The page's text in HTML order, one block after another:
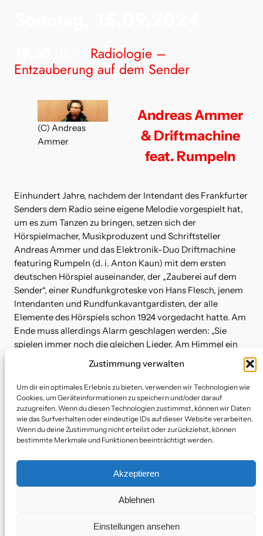
Zustimmung verwalten
Um dir ein optimales Erlebnis zu bieten, verwenden wir Technologien wie
Cookies, um Geräteinformationen zu speichern und/oder darauf
zuzugreifen. Wenn du diesen Technologien zustimmst, können wir Daten
wie das Surfverhalten oder eindeutige IDs auf dieser Website verarbeiten.
Wenn du deine Zustimmung nicht erteilst oder zurückziehst, können
bestimmte Merkmale und Funktionen beeinträchtigt werden.
Akzeptieren
Ablehnen
Einstellungen ansehen
Radiologie –
Entzauberung auf dem Sender
(C) Andreas
Ammer
Andreas Ammer
& Driftmachine
feat. Rumpeln
Einhundert Jahre, nachdem der Intendant des Frankfurter
Senders dem Radio seine eigene Melodie vorgespielt hat,
um es zum Tanzen zu bringen, setzen sich der
Hörspielmacher, Musikproduzent und Schriftsteller
Andreas Ammer und das Elektronik-Duo Driftmachine
featuring Rumpeln (d. i. Anton Kaun) mit dem ersten
deutschen Hörspiel auseinander, der „Zauberei auf dem
Sender“, einer Rundfunkgroteske von Hans Flesch, jenem
Intendanten und Rundfunkavantgardisten, der alle
Elemente des Hörspiels schon 1924 vorgedacht hatte. Am
Ende muss allerdings Alarm geschlagen werden: „Sie
spielen immer noch die gleichen Lieder. Am Himmel ein
Mit: Text & Sirenen: Andreas Ammer, Elektronik: Andreas
Gerth & Florian Zimmer (Driftmachine), Video &
Geräusch: Anton Kaun (Rumpeln), Märchentante: Frauke
Poolman, Radiodestruktion & Gesang: Valerian Herdam,
sowie TV-Moderation: Max Moor, Remote Voice: Ted
Milton, Zahlen: Frauke Poolman. Realisation & Musik:
Andreas Ammer, Andreas Gerth, Florian Zimmer.